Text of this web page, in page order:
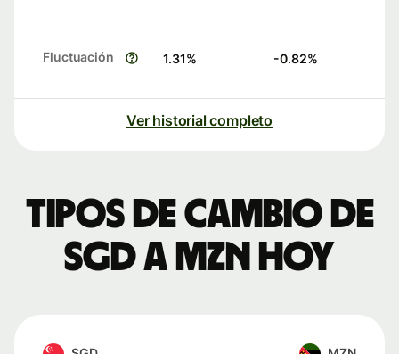
Fluctuación 1.31% -0.82%
Ver historial completo
Tipos de cambio de
SGD a MZN hoy